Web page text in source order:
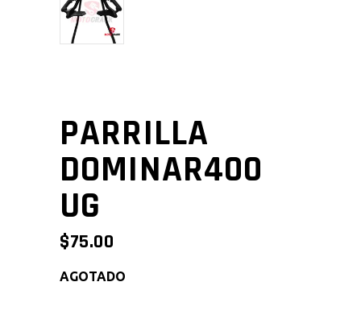
PARRILLA
DOMINAR400
UG
$75.00
AGOTADO